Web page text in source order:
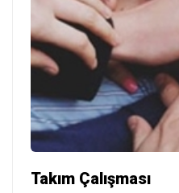
Takım Çalışması